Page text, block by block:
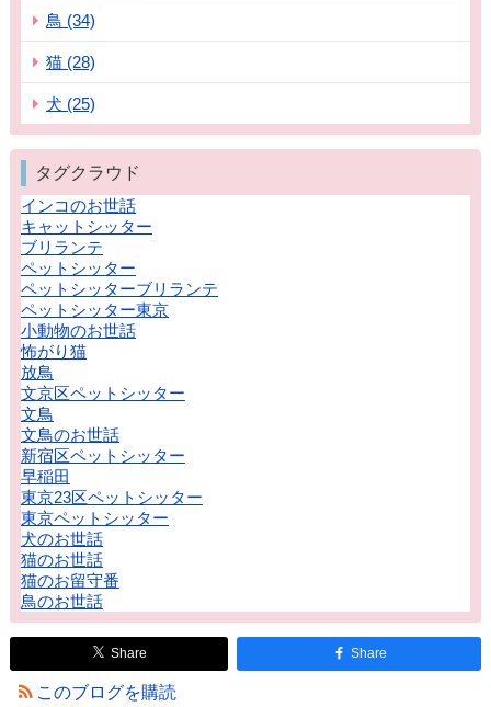
鳥 (34)
猫 (28)
犬 (25)
タグクラウド
インコのお世話
キャットシッター
ブリランテ
ペットシッター
ペットシッターブリランテ
ペットシッター東京
小動物のお世話
怖がり猫
放鳥
文京区ペットシッター
文鳥
文鳥のお世話
新宿区ペットシッター
早稲田
東京23区ペットシッター
東京ペットシッター
犬のお世話
猫のお世話
猫のお留守番
鳥のお世話
Share Share
このブログを購読